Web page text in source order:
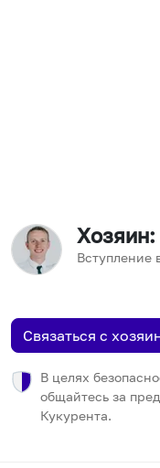
Хозяин
Вступление
Связаться с
В целях
общайтесь за
Кукурента.